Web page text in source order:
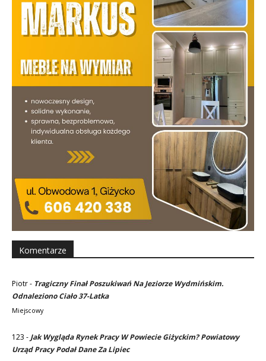
Komentarze
Piotr- Tragiczny Finał Poszukiwań Na Jeziorze Wydmińskim.
Odnaleziono Ciało 37-Latka
Miejscowy
123 - Jak Wygląda Rynek Pracy W Powiecie Giżyckim? Powiatowy
Urząd Pracy Podał Dane Za Lipiec